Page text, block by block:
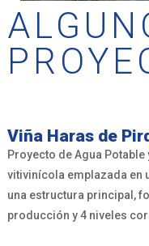
Viña Haras de
Proyecto de Agua
vitivinícola emplazada en
una estructura principal,
producción y 4 niveles